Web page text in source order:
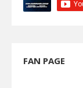
FAN PAGE